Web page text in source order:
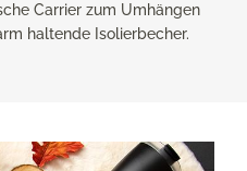
Carrier zum Umhängen
haltende Isolierbecher.